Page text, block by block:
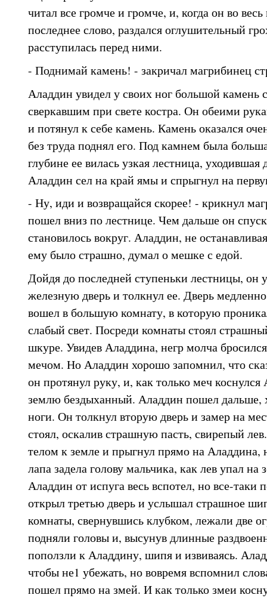
читал все громче и громче, и, когда он во
последнее слово, раздался оглушительный
расступилась перед ними.
- Поднимай камень! - закричал магрибинец
Аладдин увидел у своих ног большой
сверкавшим при свете костра. Он обеими
и потянул к себе камень. Камень оказался
без труда поднял его. Под камнем была
глубине ее вилась узкая лестница,
Аладдин сел на край ямы и спрыгнул на
- Ну, иди и возвращайся скорее! - крикнул
пошел вниз по лестнице. Чем дальше он
становилось вокруг. Аладдин, не
ему было страшно, думал о мешке с едой.
Дойдя до последней ступеньки лестницы, он
железную дверь и толкнул ее. Дверь
вошел в большую комнату, в которую
слабый свет. Посреди комнаты стоял
шкуре. Увидев Аладдина, негр молча
мечом. Но Аладдин хорошо запомнил, что
он протянул руку, и, как только меч
землю бездыханный. Аладдин пошел дальше,
ноги. Он толкнул вторую дверь и замер на
стоял, оскалив страшную пасть, свирепый
телом к земле и прыгнул прямо на Аладдина,
лапа задела голову мальчика, как лев упал
Аладдин от испуга весь вспотел, но все-
открыл третью дверь и услышал страшное
комнаты, свернувшись клубком, лежали две
подняли головы и, высунув длинные
поползли к Аладдину, шипя и извиваясь.
чтобы не1 убежать, но вовремя вспомнил
пошел прямо на змей. И как только змеи